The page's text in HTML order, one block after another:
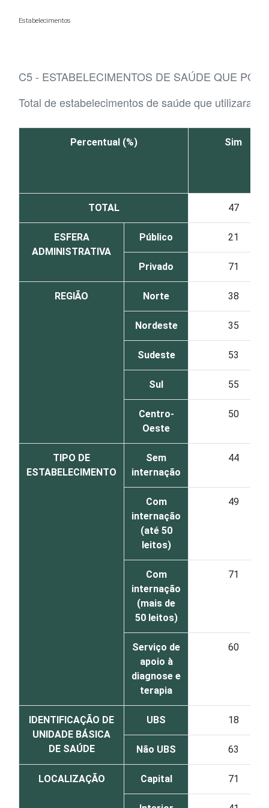
Estabelecimentos
C5 - ESTABELECIMENTOS DE SAÚDE QUE
Total de estabelecimentos de saúde que utilizaram
Percentual (%) Sim
TOTAL 47
ESFERA
ADMINISTRATIVA
Público 21
Privado 71
REGIÃO Norte 38
Nordeste 35
Sudeste 53
Sul 55
Centro-
Oeste
50
TIPO DE
ESTABELECIMENTO
Sem
internação
44
Com
internação
(até 50
leitos)
49
Com
internação
(mais de
50 leitos)
71
Serviço de
apoio à
diagnose e
terapia
60
IDENTIFICAÇÃO DE
UNIDADE BÁSICA
DE SAÚDE
UBS 18
Não UBS 63
LOCALIZAÇÃO Capital 71